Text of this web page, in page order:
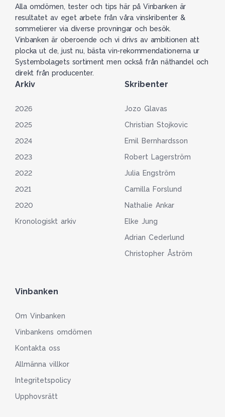
Alla omdömen, tester och tips här på Vinbanken är
resultatet av eget arbete från våra vinskribenter &
sommelierer via diverse provningar och besök.
Vinbanken är oberoende och vi drivs av ambitionen att
plocka ut de, just nu, bästa vin-rekommendationerna ur
Systembolagets sortiment men också från näthandel och
direkt från producenter.
Arkiv
2026
2025
2024
2023
2022
2021
2020
Kronologiskt arkiv
Skribenter
Jozo Glavas
Christian Stojkovic
Emil Bernhardsson
Robert Lagerström
Julia Engström
Camilla Forslund
Nathalie Ankar
Elke Jung
Adrian Cederlund
Christopher Åström
Vinbanken
Om Vinbanken
Vinbankens omdömen
Kontakta oss
Allmänna villkor
Integritetspolicy
Upphovsrätt